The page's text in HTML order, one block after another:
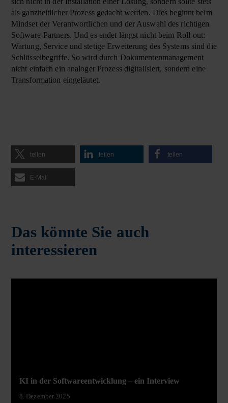
als ganzheitlicher Prozess gedacht werden. Dies beginnt beim
Mindset der Verantwortlichen und der Auswahl des richtigen
Software-Partners. Und es endet längst nicht beim Roll-out:
Wartung, Service und stetige Erweiterung des Systems sind die
Schlüsselbegriffe. So wird durch Dokumentenmanagement
nicht einfach ein analoger Prozess digitalisiert, sondern eine
Transformation eingeläutet.
teilen teilen teilen
E-Mail
Das könnte Sie auch
interessieren
KI in der Softwareentwicklung – ein Interview
8. Dezember 2025